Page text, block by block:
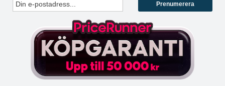
Prenumerera